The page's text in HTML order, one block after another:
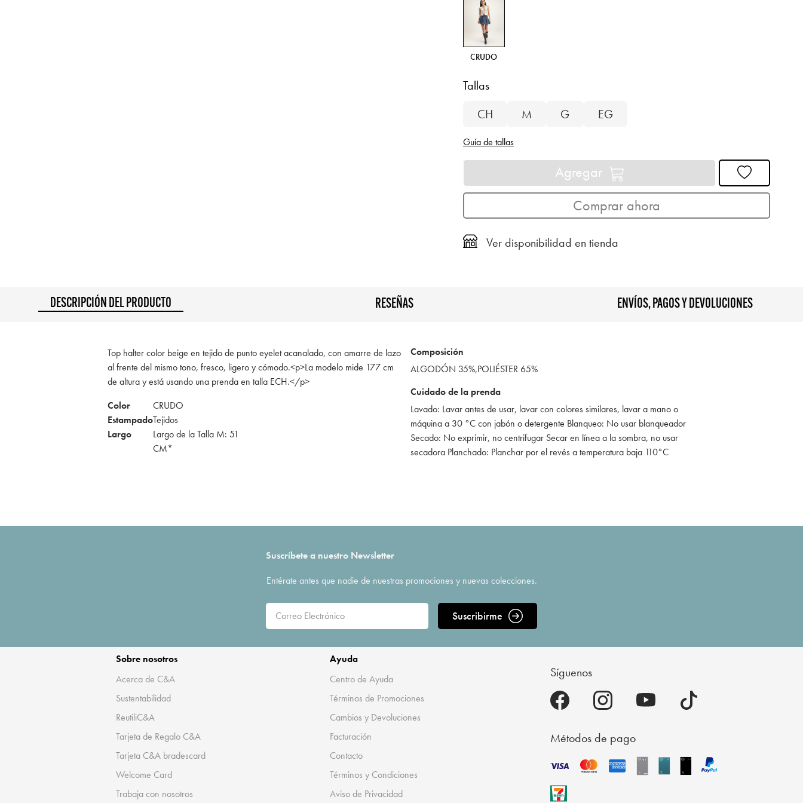
CRUDO
Tallas
CH
M G EG
Guía de tallas
Agregar
Comprar ahora
Ver disponibilidad en tienda
DESCRIPCIÓN DEL PRODUCTO RESEÑAS ENVÍOS, PAGOS Y DEVOLUCIONES
Top halter color beige en tejido de punto eyelet acanalado, con amarre de lazo
al frente del mismo tono, fresco, ligero y cómodo.<p>La modelo mide 177 cm
de altura y está usando una prenda en talla ECH.</p>
Color
CRUDO
EstampadoTejidos
Largo
Largo de la Talla M: 51
CM*
Composición
ALGODÓN 35%,POLIÉSTER 65%
Cuidado de la prenda
Lavado: Lavar antes de usar, lavar con colores similares, lavar a mano o
máquina a 30 °C con jabón o detergente Blanqueo: No usar blanqueador
Secado: No exprimir, no centrifugar Secar en línea a la sombra, no usar
secadora Planchado: Planchar por el revés a temperatura baja 110°C
Suscríbete a nuestro Newsletter
Entérate antes que nadie de nuestras promociones y nuevas colecciones.
Suscribirme
Sobre nosotros
Acerca de C&A
Sustentabilidad
ReutiliC&A
Tarjeta de Regalo C&A
Tarjeta C&A bradescard
Welcome Card
Trabaja con nosotros
Ayuda
Centro de Ayuda
Términos de Promociones
Cambios y Devoluciones
Facturación
Contacto
Términos y Condiciones
Aviso de Privacidad
Síguenos
Métodos de pago